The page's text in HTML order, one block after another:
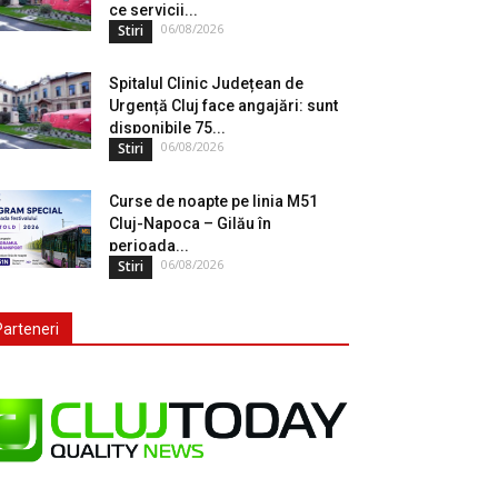
ce servicii...
Stiri 06/08/2026
Spitalul Clinic Județean de
Urgență Cluj face angajări: sunt
disponibile 75...
Stiri 06/08/2026
Curse de noapte pe linia M51
Cluj-Napoca – Gilău în
perioada...
Stiri 06/08/2026